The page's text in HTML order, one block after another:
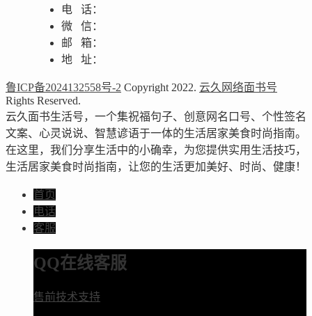
电 话：
微 信：
邮 箱：
地 址：
鲁ICP备2024132558号-2 Copyright 2022. 云久网络面书号
Rights Reserved.
云久面书生活号，一个集祝福句子、创意网名口号、个性签名
文案、心灵说说、智慧谚语于一体的生活居家美食时尚指南。
在这里，我们分享生活中的小确幸，为您提供实用生活技巧，
生活居家美食时尚指南，让您的生活更加美好、时尚、健康！
首页
电话
客服
QQ在线客服
售前技术支持